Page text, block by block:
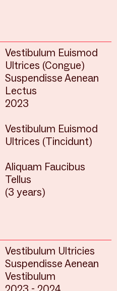
Vestibulum Euismod
Ultrices (Congue)
Suspendisse Aenean
Lectus
2023
Vestibulum Euismod
Ultrices (Tincidunt)
Aliquam Faucibus
Tellus
(3 years)
Vestibulum Ultricies
Suspendisse Aenean
Vestibulum
2023 - 2024